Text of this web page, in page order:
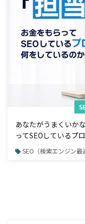
あなたがうまくいか
ってSEOしているプ
SEO（検索エンジン最